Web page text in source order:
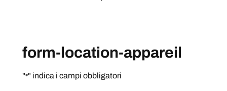
form-location-appareil
"*" indica i campi obbligatori